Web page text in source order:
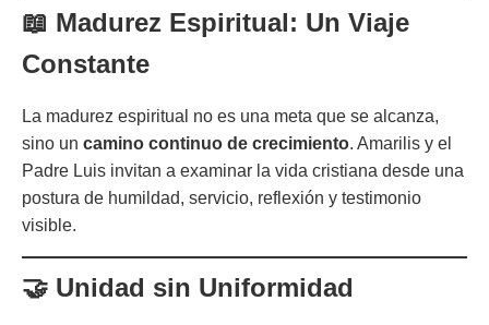
📖 Madurez Espiritual: Un Viaje
Constante
La madurez espiritual no es una meta que se alcanza,
sino un camino continuo de crecimiento. Amarilis y el
Padre Luis invitan a examinar la vida cristiana desde una
postura de humildad, servicio, reflexión y testimonio
visible.
🤝 Unidad sin Uniformidad